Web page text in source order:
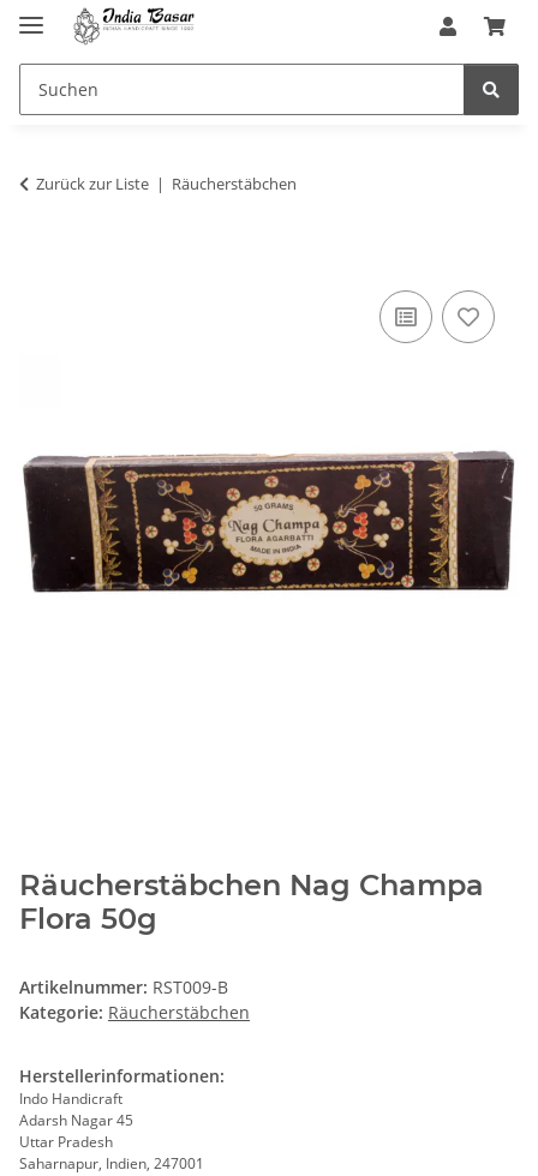
Zurück zur Liste Räucherstäbchen
Räucherstäbchen Nag Champa
Flora 50g
Artikelnummer: RST009-B
Kategorie: Räucherstäbchen
Herstellerinformationen:
Indo Handicraft
Adarsh Nagar 45
Uttar Pradesh
Saharnapur, Indien, 247001